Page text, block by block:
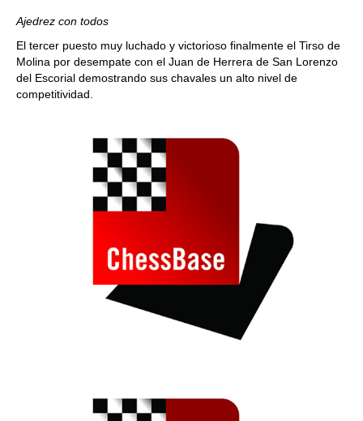
Ajedrez con todos
El tercer puesto muy luchado y victorioso finalmente el Tirso de
Molina por desempate con el Juan de Herrera de San Lorenzo
del Escorial demostrando sus chavales un alto nivel de
competitividad.